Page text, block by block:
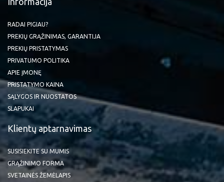
RADAI PIGIAU?
PREKIŲ GRĄŽINIMAS, GARANTIJA
PREKIŲ PRISTATYMAS
PRIVATUMO POLITIKA
APIE ĮMONĘ
PRISTATYMO KAINA
SĄLYGOS IR NUOSTATOS
SLAPUKAI
Klientų aptarnavimas
SUSISIEKITE SU MUMIS
GRĄŽINIMO FORMA
SVETAINĖS ŽEMĖLAPIS